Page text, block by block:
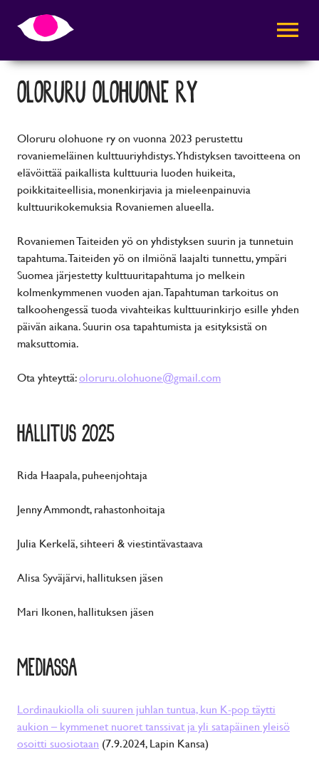
OLORURU OLOHUONE RY
Oloruru olohuone ry on vuonna 2023 perustettu
rovaniemeläinen kulttuuriyhdistys. Yhdistyksen tavoitteena on
elävöittää paikallista kulttuuria luoden huikeita,
poikkitaiteellisia, monenkirjavia ja mieleenpainuvia
kulttuurikokemuksia Rovaniemen alueella.
Rovaniemen Taiteiden yö on yhdistyksen suurin ja tunnetuin
tapahtuma. Taiteiden yö on ilmiönä laajalti tunnettu, ympäri
Suomea järjestetty kulttuuritapahtuma jo melkein
kolmenkymmenen vuoden ajan. Tapahtuman tarkoitus on
talkoohengessä tuoda vivahteikas kulttuurinkirjo esille yhden
päivän aikana. Suurin osa tapahtumista ja esityksistä on
maksuttomia.
Ota yhteyttä:oloruru.olohuone@gmail.com
HALLITUS 2025
Rida Haapala, puheenjohtaja
Jenny Ammondt, rahastonhoitaja
Julia Kerkelä, sihteeri & viestintävastaava
Alisa Syväjärvi, hallituksen jäsen
Mari Ikonen, hallituksen jäsen
MEDIASSA
Lor­din­au­kiol­la oli suuren juhlan tuntua, kun K-pop täytti
aukion – kym­me­net nuoret tans­si­vat ja yli sa­ta­päi­nen yleisö
osoitti suo­sio­taan (7.9.2024, Lapin Kansa)